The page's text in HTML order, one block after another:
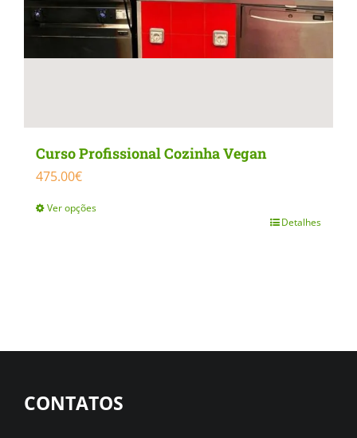
page
Curso Profissional Cozinha Vegan
475.00€
Ver opções
The
may
Detalhes
CONTATOS